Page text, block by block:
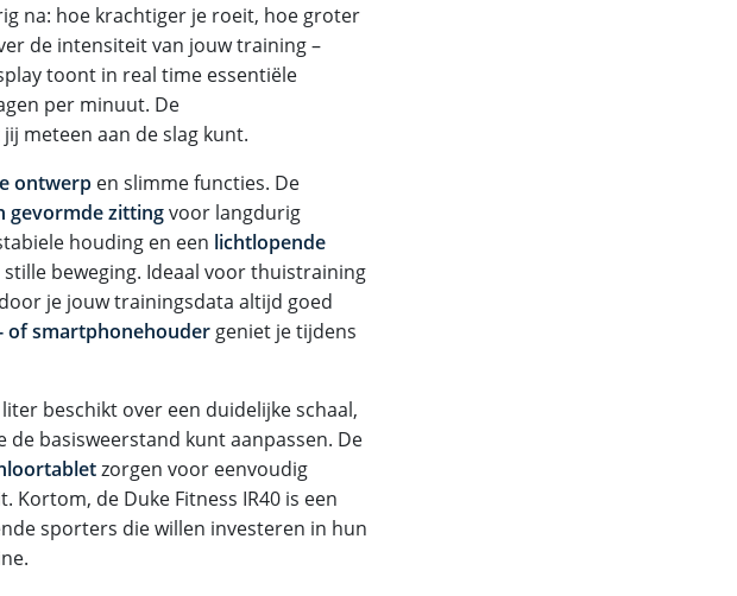
na: hoe krachtiger je roeit, hoe groter
de intensiteit van jouw training –
toont in real time essentiële
per minuut. De
jij meteen aan de slag kunt.
ontwerp en slimme functies. De
gevormde zittingvoor langdurig
houding en een lichtlopende
beweging. Ideaal voor thuistraining
je jouw trainingsdata altijd goed
of smartphonehouder geniet je tijdens
beschikt over een duidelijke schaal,
basisweerstand kunt aanpassen. De
zorgen voor eenvoudig
de Duke Fitness IR40 is een
sporters die willen investeren in hun